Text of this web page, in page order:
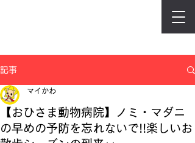
記事
【おひさま動物病院】ノミ・マダニ
の早めの予防を忘れないで!!楽しいお
マイかわ